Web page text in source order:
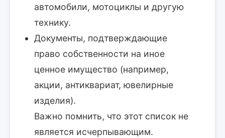
автомобили, мотоциклы и другую
технику.
Документы, подтверждающие
право собственности на иное
ценное имущество (например,
акции, антиквариат, ювелирные
изделия).
Важно помнить, что этот список не
является исчерпывающим.